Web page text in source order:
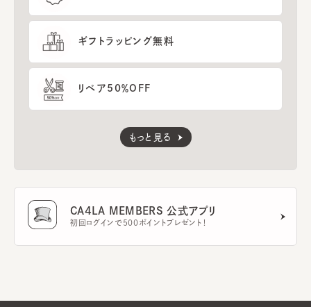
ギフトラッピング無料
リペア50％OFF
もっと見る
CA4LA MEMBERS 公式アプリ
初回ログインで500ポイントプレゼント！